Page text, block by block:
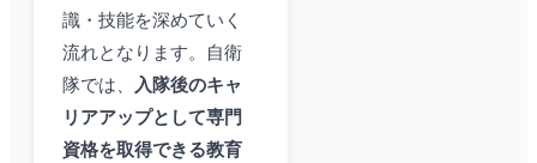
識・技能を深めていく
流れとなります。自衛
隊では、
入隊後のキャ
リアアップとして専門
資格を取得できる教育